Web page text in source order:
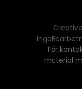
För
material